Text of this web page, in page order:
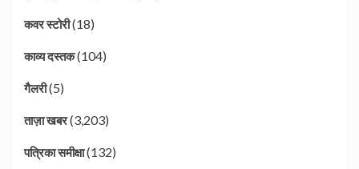
कवर स्टोरी(18)
काव्य दस्तक(104)
गैलरी(5)
ताज़ा खबर(3,203)
पत्रिका समीक्षा(132)